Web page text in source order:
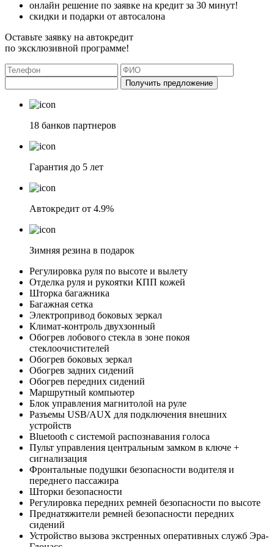
онлайн решение по заявке на кредит за 30 минут!
скидки и подарки от автосалона
Оставьте заявку на автокредит
по эксклюзивной программе!
Получить предложение
18 банков партнеров
Гарантия до 5 лет
Автокредит от 4.9%
Зимняя резина в подарок
Регулировка руля по высоте и вылету
Отделка руля и рукоятки КПП кожей
Шторка багажника
Багажная сетка
Электропривод боковых зеркал
Климат-контроль двухзонный
Обогрев лобового стекла в зоне покоя
стеклоочистителей
Обогрев боковых зеркал
Обогрев задних сидений
Обогрев передних сидений
Маршрутный компьютер
Блок управления магнитолой на руле
Разъемы USB/AUX для подключения внешних
устройств
Bluetooth с системой распознавания голоса
Пульт управления центральным замком в ключе +
сигнализация
Фронтальные подушки безопасности водителя и
переднего пассажира
Шторки безопасности
Регулировка передних ремней безопасности по высоте
Преднатяжители ремней безопасности передних
сидений
Устройство вызова экстренных оперативных служб Эра-